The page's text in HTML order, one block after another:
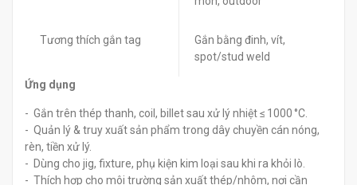
Tương thích gắn tag
Gắn bằng đinh, vít,
spot/stud weld
Ứng dụng
- Gắn trên thép thanh, coil, billet sau xử lý nhiệt ≤ 1000 °C.
- Quản lý & truy xuất sản phẩm trong dây chuyền cán nóng,
rèn, tiền xử lý.
- Dùng cho jig, fixture, phụ kiện kim loại sau khi ra khỏi lò.
- Thích hợp cho môi trường sản xuất thép/nhôm, nơi cần